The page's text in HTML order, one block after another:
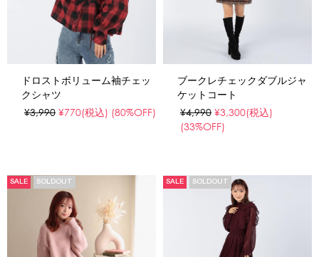
ドロストボリューム袖チェッ
クシャツ
¥3,990 ¥770(税込) (80%OFF)
ブークレチェックダブルジャ
ケットコート
¥4,990 ¥3,300(税込)
(33%OFF)
SALE SOLDOUT SALE SOLDOUT